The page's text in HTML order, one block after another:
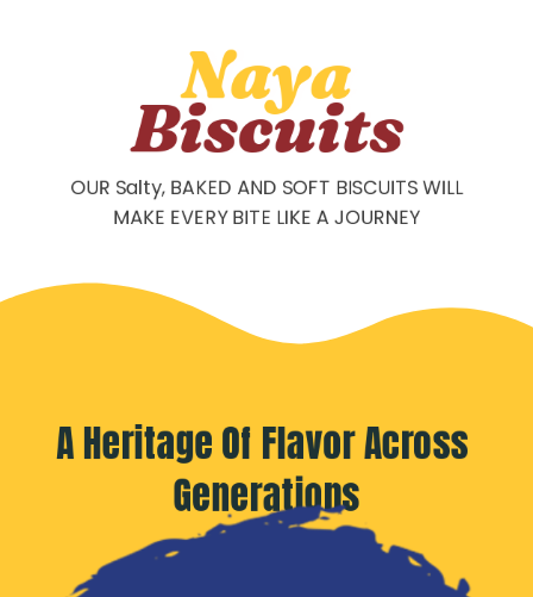
Naya
Biscuits
OUR Salty, BAKED AND SOFT BISCUITS WILL
MAKE EVERY BITE LIKE A JOURNEY
A Heritage Of Flavor Across
Generations